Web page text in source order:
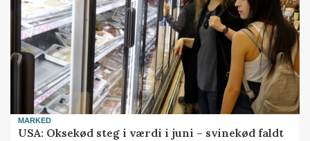
MARKED
USA: Oksekød steg i værdi i juni – svinekød faldt